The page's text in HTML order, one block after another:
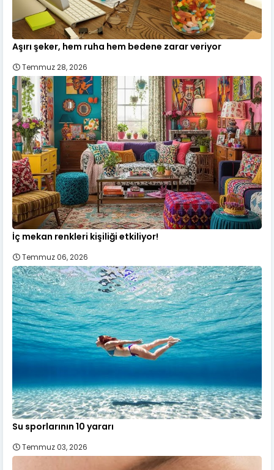
Aşırı şeker, hem ruha hem bedene zarar veriyor
Temmuz 28, 2026
İç mekan renkleri kişiliği etkiliyor!
Temmuz 06, 2026
Su sporlarının 10 yararı
Temmuz 03, 2026